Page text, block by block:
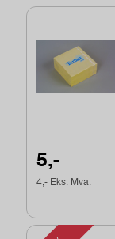
5,-
4,- Eks. Mva.